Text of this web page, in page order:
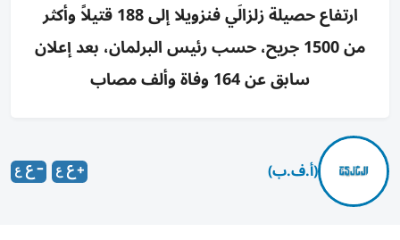
ارتفاع حصيلة زلزالَي فنزويلا إلى 188 قتيلاً وأكثر
من 1500 جريح، حسب رئيس البرلمان، بعد إعلان
سابق عن 164 وفاة وألف مصاب
(أ.ف.ب)